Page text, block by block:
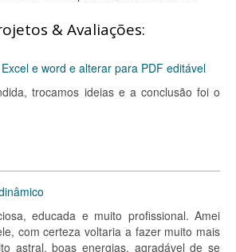
& Avaliações:
e word e alterar para PDF editável
trocamos ideias e a conclusão foi o
educada e muito profissional. Amei
com certeza voltaria a fazer muito mais
astral, boas energias, agradável de se